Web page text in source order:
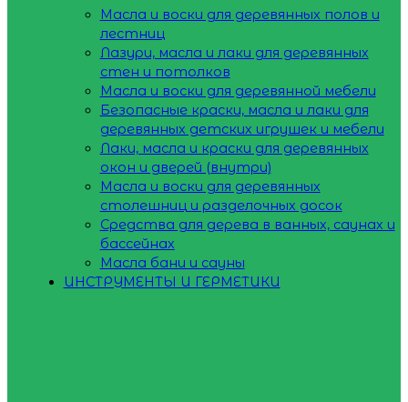
Масла и воски для деревянных полов и
лестниц
Лазури, масла и лаки для деревянных
стен и потолков
Масла и воски для деревянной мебели
Безопасные краски, масла и лаки для
деревянных детских игрушек и мебели
Лаки, масла и краски для деревянных
окон и дверей (внутри)
Масла и воски для деревянных
столешниц и разделочных досок
Средства для дерева в ванных, саунах и
бассейнах
Масла бани и сауны
ИНСТРУМЕНТЫ И ГЕРМЕТИКИ